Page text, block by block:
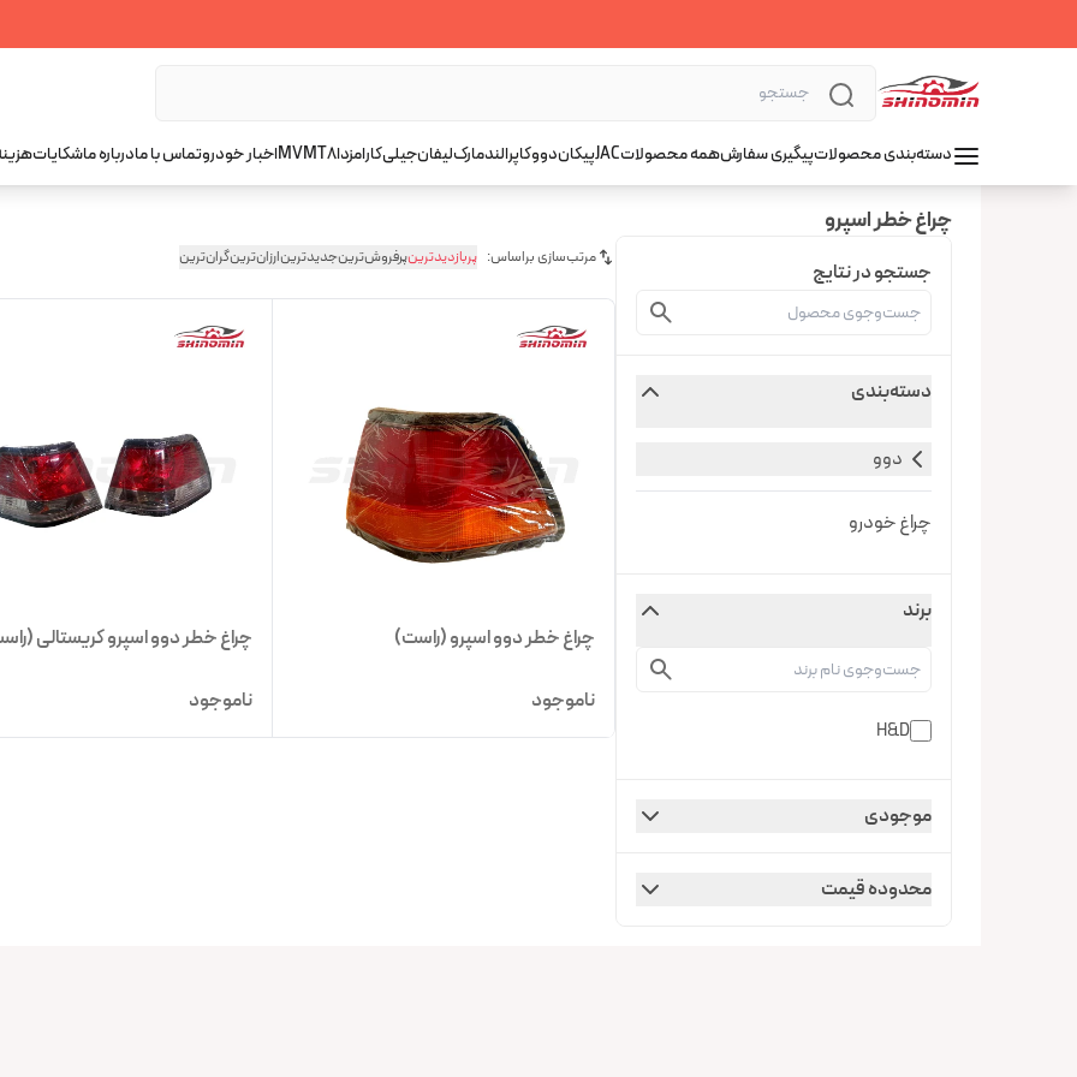
دسته‌بندی محصولاتپیگیری سفارشهمه محصولاتJACپیکاندووکاپرالندمارکلیفانجیلیکارامزداT8
MVMاخبار خودروتماس با مادرباره ماشکایات
چراغ خطر اسپرو
جستجو در نتایج
دسته‌بندی
دوو
چراغ خودرو
برند
H&D
موجودی
محدوده قیمت
مرتب‌سازی براساس: پربازدیدترینپرفروش‌ترینجدیدترینارزان‌ترینگران‌ترین
چراغ خطر دوو اسپرو (راست)
ناموجود
چراغ خطر دوو اسپرو کریستالی
ناموجود